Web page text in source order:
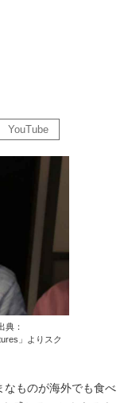
YouTube
典：
」よりスク
ものが海外でも食べ